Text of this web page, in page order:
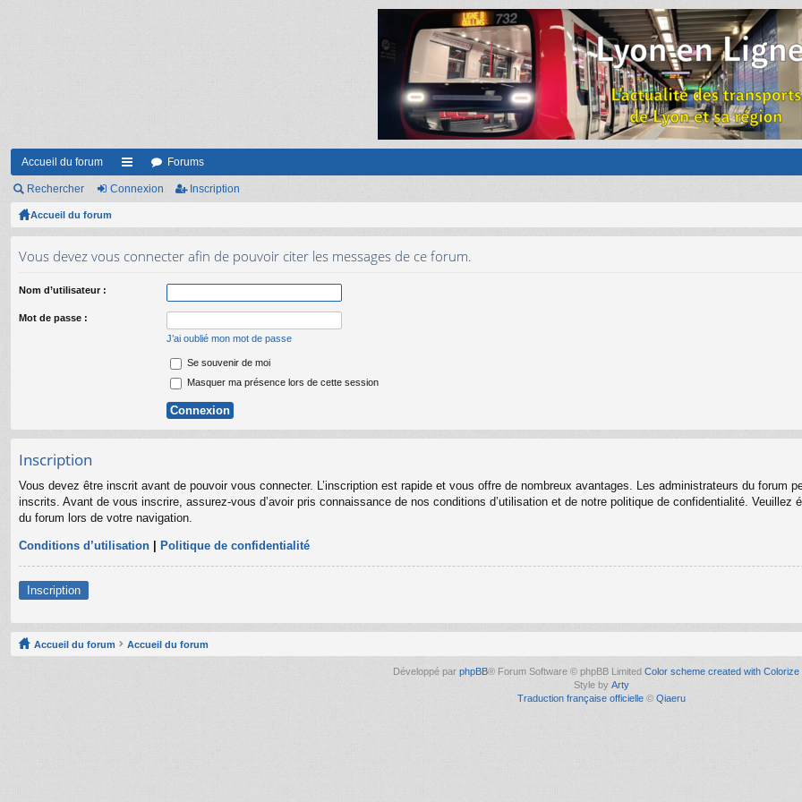
Accueil du forum
ac
Forums
Rechercher Connexion Inscription
Accueil du forum
Vous devez vous connecter afin de pouvoir citer les messages de ce forum.
Nom d’utilisateur :
Mot de passe :
J’ai oublié mon mot de passe
Se souvenir de moi
Masquer ma présence lors de cette session
Inscription
Vous devez être inscrit avant de pouvoir vous connecter. L’inscription est rapide et vous offre de nombreux avantages. Les administrateurs du forum
inscrits. Avant de vous inscrire, assurez-vous d’avoir pris connaissance de nos conditions d’utilisation et de notre politique de confidentialité.
du forum lors de votre navigation.
Conditions d’utilisation | Politique de confidentialité
Inscription
Accueil du forum Accueil du forum
Développé par phpBB® Forum Software © phpBB Limited Color scheme created with Colorize
Style by Arty
Traduction française officielle © Qiaeru